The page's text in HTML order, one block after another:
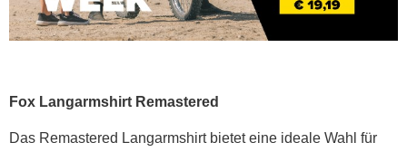
Fox Langarmshirt Remastered
Das Remastered Langarmshirt bietet eine ideale Wahl für